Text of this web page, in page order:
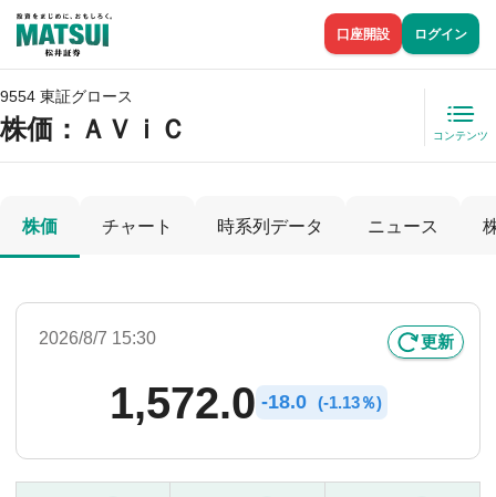
口座開設 ログイン
9554 東証グロース
株価 ：ＡＶｉＣ コンテンツ
株価 チャート 時系列データ ニュース
2026/8/7 15:30 更新
1,572.0 -18.0 (-1.13％)